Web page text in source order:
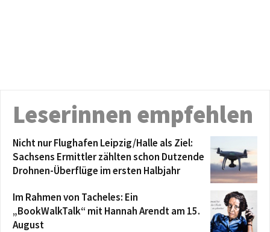
Leserinnen empfehlen
Nicht nur Flughafen Leipzig/Halle als Ziel:
Sachsens Ermittler zählten schon Dutzende
Drohnen-Überflüge im ersten Halbjahr
Im Rahmen von Tacheles: Ein
„BookWalkTalk“ mit Hannah Arendt am 15.
August